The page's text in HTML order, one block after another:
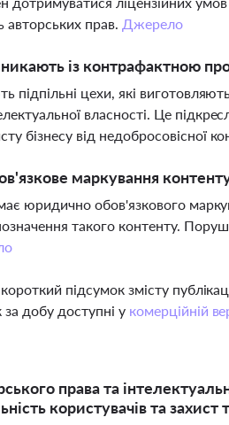
прав. Джерело
із контрафактною
підпільні цехи, які
власності. Це
бізнесу від недобросовісної
маркування
юридично обов'язкового
такого контенту.
підсумок змісту
добу доступні у комерційній
права та
користувачів та